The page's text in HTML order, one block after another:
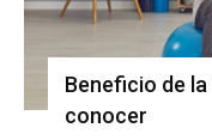
Beneficio de
conocer